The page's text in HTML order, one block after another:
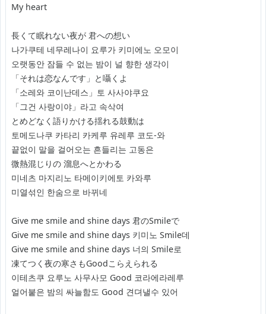
My heart
長くて眠れない夜が 君への想い
나가쿠테 네무레나이 요루가 키미에노 오모이
오랫동안 잠들 수 없는 밤이 널 향한 생각이
「それは恋なんです」と囁くよ
「소레와 코이난데스」토 사사야쿠요
「그건 사랑이야」라고 속삭여
とめどなく語りかける揺れる鼓動は
토메도나쿠 카타리 카케루 유레루 코도-와
끝없이 말을 걸어오는 흔들리는 고동은
微熱混じりの 溜息へとかわる
미네츠 마지리노 타메이키에토 카와루
미열섞인 한숨으로 바뀌네
Give me smile and shine days 君のSmileで
Give me smile and shine days 키미노 Smile데
Give me smile and shine days 너의 Smile로
凍てつく夜の寒さもGoodこらえられる
이테츠쿠 요루노 사무사모 Good 코라에라레루
얼어붙은 밤의 싸늘함도 Good 견뎌낼수 있어